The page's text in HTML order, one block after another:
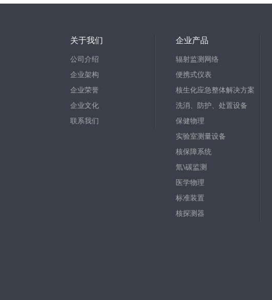
关于我们
公司介绍
企业架构
企业荣誉
企业文化
联系我们
企业产品
辐射监测网络
便携式仪表
核生化应急整体解决方案
洗消、防护、处置设备
保健物理
实验室测量设备
核保障系统
氚\碳监测
医学物理
标准装置
核探测器